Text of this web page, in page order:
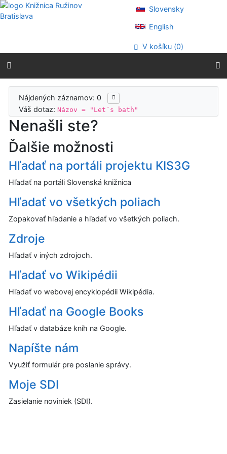
Prejsť na obsah
Prejsť na menu
Prehlásenie o webovej prístupnosti
Slovensky
English
V košíku (0)
Výsledky vyhľadávania
Nájdených záznamov: 0
Váš dotaz:Názov = "Let´s bath"
Nenašli ste?
Ďalšie možnosti
Hľadať na portáli projektu KIS3G
Hľadať na portáli Slovenská knižnica
Hľadať vo všetkých poliach
Zopakovať hľadanie a hľadať vo všetkých poliach.
Zdroje
Hľadať v iných zdrojoch.
Hľadať vo Wikipédii
Hľadať vo webovej encyklopédii Wikipédia.
Hľadať na Google Books
Hľadať v databáze kníh na Google.
Napíšte nám
Využiť formulár pre poslanie správy.
Moje SDI
Zasielanie noviniek (SDI).